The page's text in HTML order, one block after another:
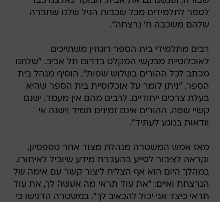
לספר לתלמידים מכל שכבות הגיל שלנו שחברה
שלהם משכבה ח' נרצחה".
רבים מתלמידי בית הספר רוגוזין משתייכים
לאוכלוסיית מבקשי המקלט בדרום תל אביב. "שלחנו
מכתב לכל ההורים בשלוש שפות", הוסיף מנהל בית
הספר. "ניתן לומר על אוכלוסיית בית הספר שהיא
בעלת צרכים ייחודיים. לרבים מהם אין מעמד, ישנם
קשיי שפה, ההורים אינם זמינים תמיד וישנה אי
וודאות בנוגע לעתיד".
מאז אמש המשטרה מנהלת מצוד אחר טספסיון,
וקראה לציבור לסייע בהעברת מידע שיוביל לאיתורו.
במהלך היום הוא אף הצליח ליצור קשר עם אימה של
הנרצחת ואיים: "את עוד תראי מה אעשה לך, את עוד
תראי כיצד אני יכול להכאיב לך". במשטרה הדגישו כי